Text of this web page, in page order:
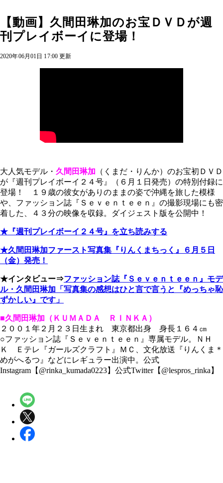
【動画】久間田琳加のお宝ＤＶＤが週
刊プレイボーイに登場！
2020年06月01日 17:00 更新
大人気モデル・ 久間田琳加 （くまだ・りんか）のお宝初ＤＶＤ
が『週刊プレイボーイ２４号』（６月１日発売）の特別付録に
登場！ １９歳の彼女がありのままの姿で沖縄を旅した模様
や、ファッション誌『Ｓｅｖｅｎｔｅｅｎ』の撮影現場にも密
着した、４３分の映像を収録。ダイジェスト版を公開中！
★『週刊プレイボーイ２４号』を立ち読みする
★久間田琳加ファースト写真集『りんくまちっく』６月５日
（金）発売！
★インタビュー⇒ファッション誌『Ｓｅｖｅｎｔｅｅｎ』モデ
ル・久間田琳加「写真集の感想はひと言で言うと『めっちゃ恥
ずかしい』です」
■久間田琳加（ＫＵＭＡＤＡ ＲＩＮＫＡ）
２００１年２月２３日生まれ 東京都出身 身長１６４㎝
○ファッション誌『Ｓｅｖｅｎｔｅｅｎ』専属モデル。ＮＨ
Ｋ Ｅテレ『ガールズクラフト』ＭＣ、文化放送『りんくま＊
めがへるつ』などにレギュラー出演中。公式
Instagram【@rinka_kumada0223】公式Twitter【@lespros_rinka】